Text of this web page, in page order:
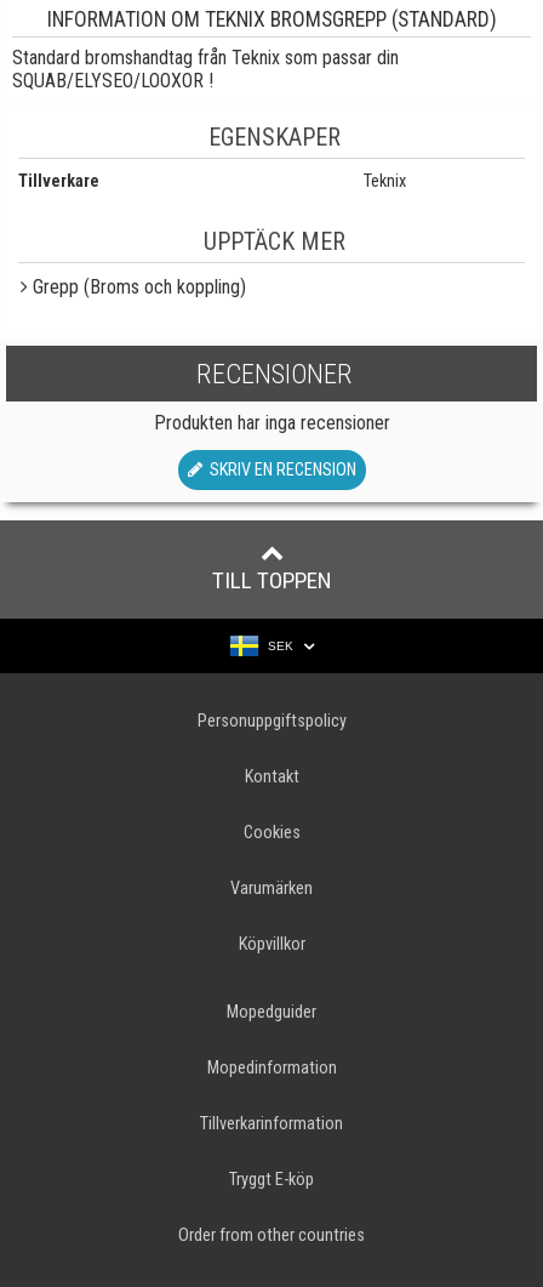
INFORMATION OM TEKNIX BROMSGREPP (STANDARD)
Standard bromshandtag från Teknix som passar din
SQUAB/ELYSEO/LOOXOR !
EGENSKAPER
Tillverkare Teknix
UPPTÄCK MER
Grepp (Broms och koppling)
RECENSIONER
Produkten har inga recensioner
SKRIV EN RECENSION
TILL TOPPEN
SEK
Personuppgiftspolicy
Kontakt
Cookies
Varumärken
Köpvillkor
Mopedguider
Mopedinformation
Tillverkarinformation
Tryggt E-köp
Order from other countries